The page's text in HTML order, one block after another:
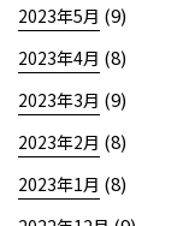
2023年5月 (9)
2023年4月 (8)
2023年3月 (9)
2023年2月 (8)
2023年1月 (8)